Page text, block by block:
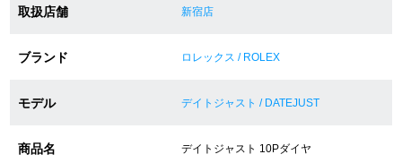
買取・下取りをご希望の方
取扱店舗 新宿店
ブランド ロレックス / ROLEX
モデル デイトジャスト / DATEJUST
商品名 デイトジャスト 10Pダイヤ